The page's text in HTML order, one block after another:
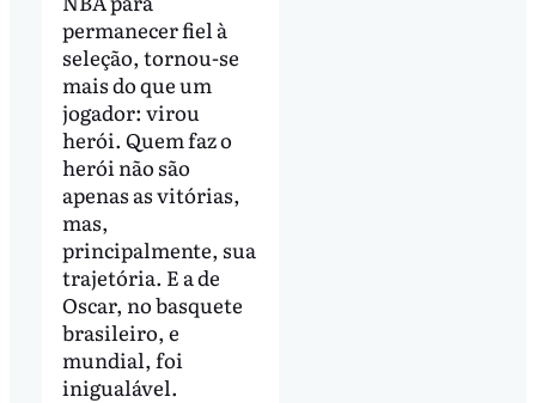
permanecer fiel à
seleção, tornou-se
mais do que um
jogador: virou
herói. Quem faz o
herói não são
apenas as vitórias,
mas,
principalmente, sua
trajetória. E a de
Oscar, no basquete
brasileiro, e
mundial, foi
inigualável.